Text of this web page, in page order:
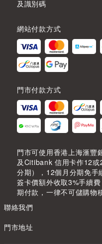
及識別碼
網站付款方式
門市付款方式
門市可使用香港上海滙豐
及Citibank 信用卡作12或
分期），12個月分期免手
簽卡價額外收取3%手續
期付款，一律不可儲購物
聯絡我們
門市地址